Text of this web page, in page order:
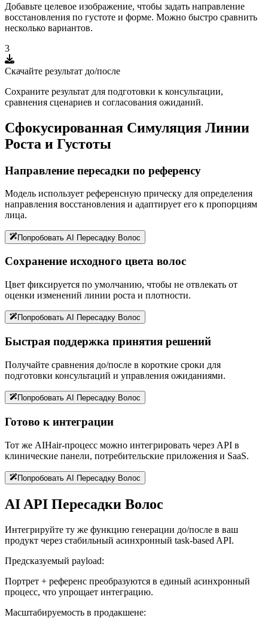
Добавьте целевое изображение, чтобы задать направление
восстановления по густоте и форме. Можно быстро сравнить
несколько вариантов.
3
Скачайте результат до/после
Сохраните результат для подготовки к консультации,
сравнения сценариев и согласования ожиданий.
Сфокусированная Симуляция Линии
Роста и Густоты
Направление пересадки по референсу
Модель использует референсную прическу для определения
направления восстановления и адаптирует его к пропорциям
лица.
Попробовать AI Пересадку Волос
Сохранение исходного цвета волос
Цвет фиксируется по умолчанию, чтобы не отвлекать от
оценки изменений линии роста и плотности.
Попробовать AI Пересадку Волос
Быстрая поддержка принятия решений
Получайте сравнения до/после в короткие сроки для
подготовки консультаций и управления ожиданиями.
Попробовать AI Пересадку Волос
Готово к интеграции
Тот же AIHair-процесс можно интегрировать через API в
клинические панели, потребительские приложения и SaaS.
Попробовать AI Пересадку Волос
AI API Пересадки Волос
Интегрируйте ту же функцию генерации до/после в ваш
продукт через стабильный асинхронный task-based API.
Предсказуемый payload:
Портрет + референс преобразуются в единый асинхронный
процесс, что упрощает интеграцию.
Масштабируемость в продакшене: